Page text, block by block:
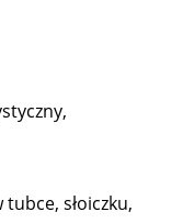
słoiczku,